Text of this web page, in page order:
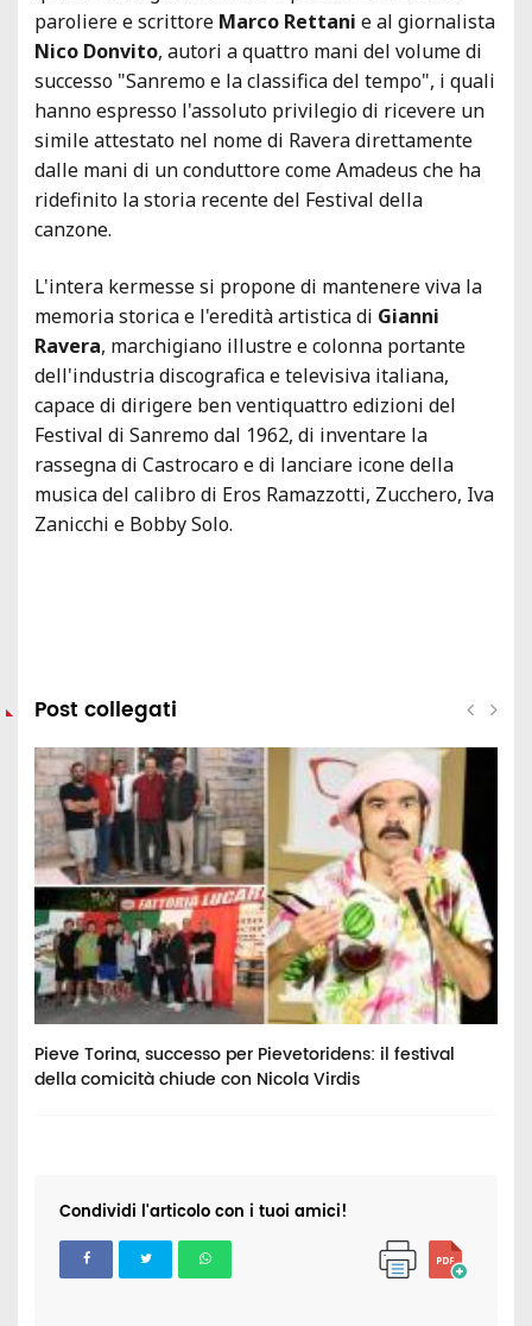
paroliere e scrittore Marco Rettani e al giornalista
Nico Donvito, autori a quattro mani del volume di
successo "Sanremo e la classifica del tempo", i quali
hanno espresso l'assoluto privilegio di ricevere un
simile attestato nel nome di Ravera direttamente
dalle mani di un conduttore come Amadeus che ha
ridefinito la storia recente del Festival della
canzone.
L'intera kermesse si propone di mantenere viva la
memoria storica e l'eredità artistica di Gianni
Ravera, marchigiano illustre e colonna portante
dell'industria discografica e televisiva italiana,
capace di dirigere ben ventiquattro edizioni del
Festival di Sanremo dal 1962, di inventare la
rassegna di Castrocaro e di lanciare icone della
musica del calibro di Eros Ramazzotti, Zucchero, Iva
Zanicchi e Bobby Solo.
Post collegati
Pieve Torina, successo per Pievetoridens: il festival
della comicità chiude con Nicola Virdis
Condividi l'articolo con i tuoi amici!